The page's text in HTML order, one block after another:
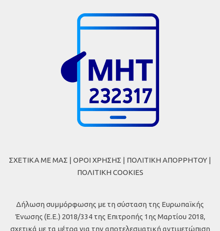
ΣΧΕΤΙΚΑ ΜΕ ΜΑΣ | ΟΡΟΙ ΧΡΗΣΗΣ | ΠΟΛΙΤΙΚΗ ΑΠΟΡΡΗΤΟΥ |
ΠΟΛΙΤΙΚΗ COOKIES
Δήλωση συμμόρφωσης με τη σύσταση της Ευρωπαϊκής
Ένωσης (Ε.Ε.) 2018/334 της Επιτροπής 1ης Μαρτίου 2018,
σχετικά με τα μέτρα για την αποτελεσματική αντιμετώπιση